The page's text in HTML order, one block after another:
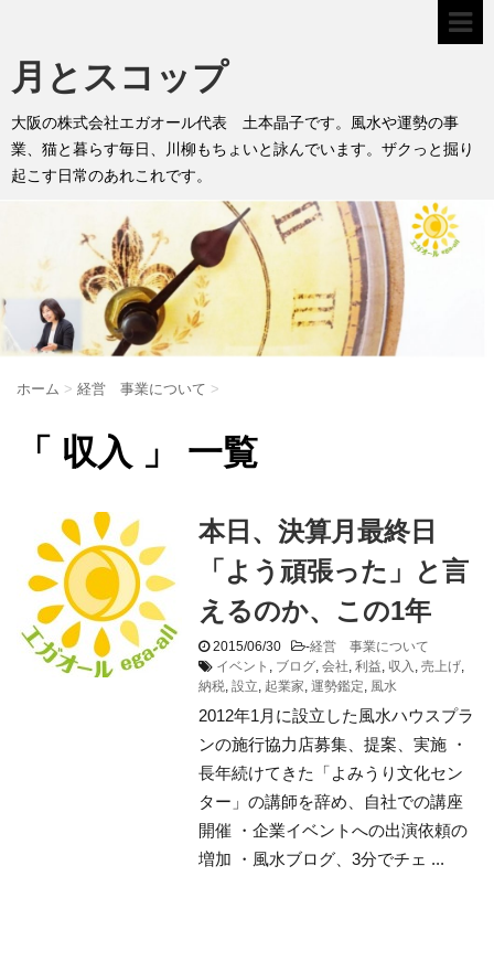
月とスコップ
大阪の株式会社エガオール代表 土本晶子です。風水や運勢の事
業、猫と暮らす毎日、川柳もちょいと詠んでいます。ザクっと掘り
起こす日常のあれこれです。
ホーム > 経営 事業について >
「 収入 」 一覧
本日、決算月最終日
「よう頑張った」と言
えるのか、この1年
2015/06/30 -経営 事業について
イベント , ブログ, 会社, 利益, 収入 , 売上げ,
納税, 設立, 起業家, 運勢鑑定, 風水
2012年1月に設立した風水ハウスプラ
ンの施行協力店募集、提案、実施 ・
長年続けてきた「よみうり文化セン
ター」の講師を辞め、自社での講座
開催 ・企業イベントへの出演依頼の
増加 ・風水ブログ、3分でチェ ...